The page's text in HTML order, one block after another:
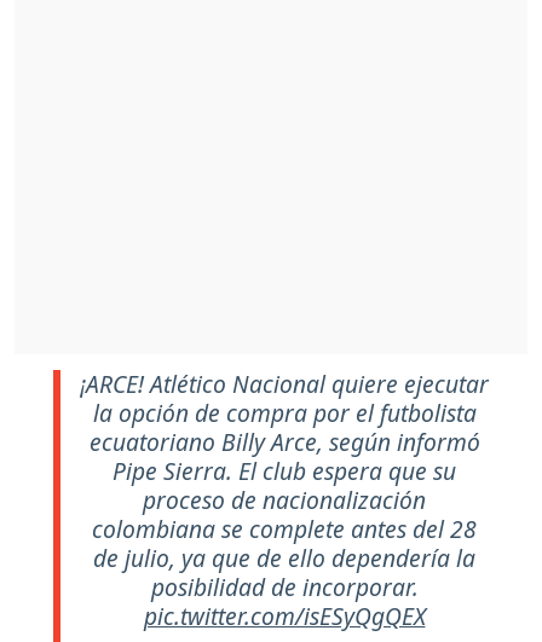
¡ARCE! Atlético Nacional quiere ejecutar
la opción de compra por el futbolista
ecuatoriano Billy Arce, según informó
Pipe Sierra. El club espera que su
proceso de nacionalización
colombiana se complete antes del 28
de julio, ya que de ello dependería la
posibilidad de incorporar.
pic.twitter.com/isESyQgQEX